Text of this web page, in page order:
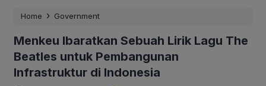
Home › Government
Menkeu Ibaratkan Sebuah Lirik Lagu The
Beatles untuk Pembangunan
Infrastruktur di Indonesia